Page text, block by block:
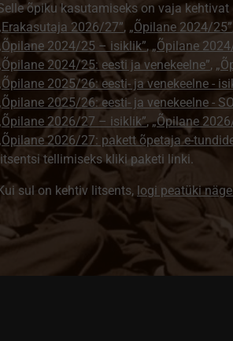
õpiku kasutamiseks on vaja kehtivat
2026/27”, „Õpilane 2024/25”
2024/25 – isiklik”, „Õpilane
2024/25: eesti ja venekeelne”,
2025/26: eesti- ja venekeelne -
2025/26: eesti- ja venekeelne -
2026/27 – isiklik”,„Õpilane
2026/27: pakett õpetaja e-
tellimiseks kliki paketi linki.
sul on kehtiv litsents, logi peatüki